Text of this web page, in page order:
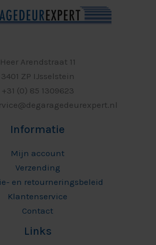
Heer Arendstraat 11
3401 ZP IJsselstein
+31 (0) 85 1309623
Informatie
Mijn account
Verzending
en retourneringsbeleid
Klantenservice
Contact
Links